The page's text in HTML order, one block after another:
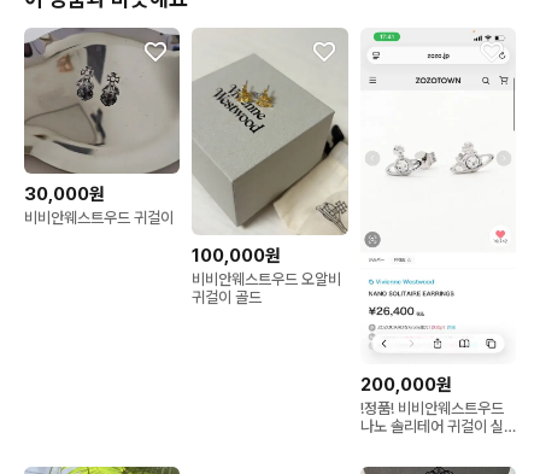
30,000원
비비안웨스트우드 귀걸이
100,000원
비비안웨스트우드 오알비
귀걸이 골드
200,000원
!정품! 비비안웨스트우드
나노 솔리테어 귀걸이 실